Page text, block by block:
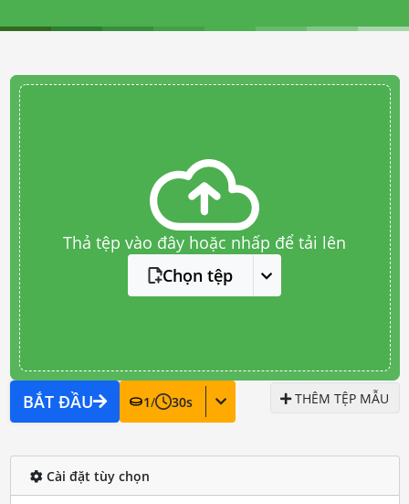
Thả tệp vào đây hoặc nhấp để tải lên
Chọn tệp
BẮT ĐẦU 1/ 30s THÊM TỆP MẪU
Cài đặt tùy chọn